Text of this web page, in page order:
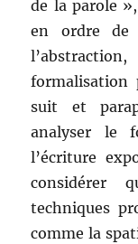
de la parole
en ordre de
formalisation
suit et
analyser le
l’écriture
considérer
techniques
comme la